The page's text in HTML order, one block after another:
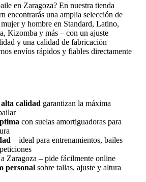
en Zaragoza? En nuestra tienda
encontrarás una amplia selección de
y hombre en Standard, Latino,
Kizomba y más – con un ajuste
y una calidad de fabricación
envíos rápidos y fiables directamente
calidad garantizan la máxima
con suelas amortiguadoras para
– ideal para entrenamientos, bailes
a Zaragoza – pide fácilmente online
personal sobre tallas, ajuste y altura